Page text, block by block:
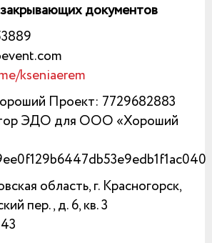
документов
kseniaerem
Проект: 7729682883
ЭДО для ООО «Хороший
область, г. Красногорск,
пер., д. 6, кв. 3